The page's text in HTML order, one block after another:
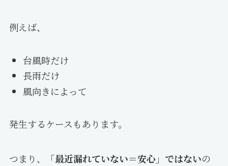
例えば、
台風時だけ
長雨だけ
風向きによって
発生するケースもあります。
つまり、 「最近漏れていない＝安心」ではないの